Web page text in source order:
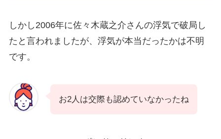
しかし2006年に佐々木蔵之介さんの浮気で破局し
たと言われましたが、浮気が本当だったかは不明
です。
お2人は交際も認めていなかったね